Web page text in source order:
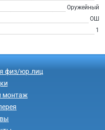
Оружейный
ОШ
1
физ/юр.лиц
монтаж